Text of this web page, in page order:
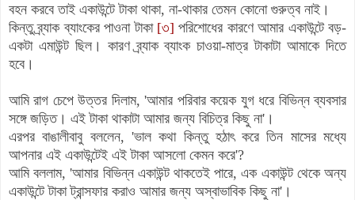
বহন করবে তাই একাউন্টে টাকা থাকা, না-থাকার তেমন কোনো গুরুত্ব নাই।
কিন্তু ব্র্যাক ব্যাংকের পাওনা টাকা [৩]পরিশোধের কারণে আমার একাউন্টে বড়-
একটা এমাউন্ট ছিল। কারণব্র্যাক ব্যাংকচাওয়া-মাত্র টাকাটা আমাকে দিতে
হবে।
আমি রাগ চেপে উত্তর দিলাম, 'আমার পরিবার কয়েক যুগ ধরে বিভিন্ন ব্যবসার
সঙ্গে জড়িত। এই টাকা থাকাটা আমার জন্য বিচিত্র কিছু না'।
এরপর বাঙালীবাবু বললেন, 'ভাল কথা কিন্তু হঠাৎ করে তিন মাসের মধ্যে
আপনার এই একাউন্টেই এই টাকা আসলো কেমন করে'?
আমি বললাম, 'আমার বিভিন্ন একাউন্ট থাকতেই পারে, এক একাউন্ট থেকে অন্য
একাউন্টে টাকা ট্রান্সফার করাও আমার জন্য অস্বাভাবিক কিছু না'।